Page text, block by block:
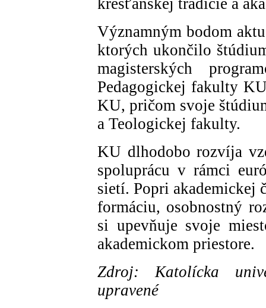
Významným bodom
ktorých ukončilo
magisterských
Pedagogickej fakulty
KU, pričom svoje
a Teologickej fakulty.
KU dlhodobo rozvíja
spoluprácu v rámci
sietí. Popri akademickej
formáciu, osobnostný
si upevňuje svoje
akademickom priestore.
Zdroj: Katolícka
upravené